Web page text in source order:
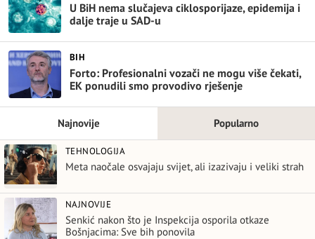
U BiH nema slučajeva ciklosporijaze, epidemija i
dalje traje u SAD-u
BIH
Forto: Profesionalni vozači ne mogu više čekati,
EK ponudili smo provodivo rješenje
Najnovije Popularno
TEHNOLOGIJA
Meta naočale osvajaju svijet, ali izazivaju i veliki strah
NAJNOVIJE
Senkić nakon što je Inspekcija osporila otkaze
Bošnjacima: Sve bih ponovila